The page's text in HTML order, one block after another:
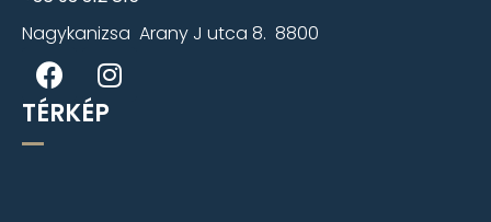
Nagykanizsa Arany J utca 8. 8800
TÉRKÉP